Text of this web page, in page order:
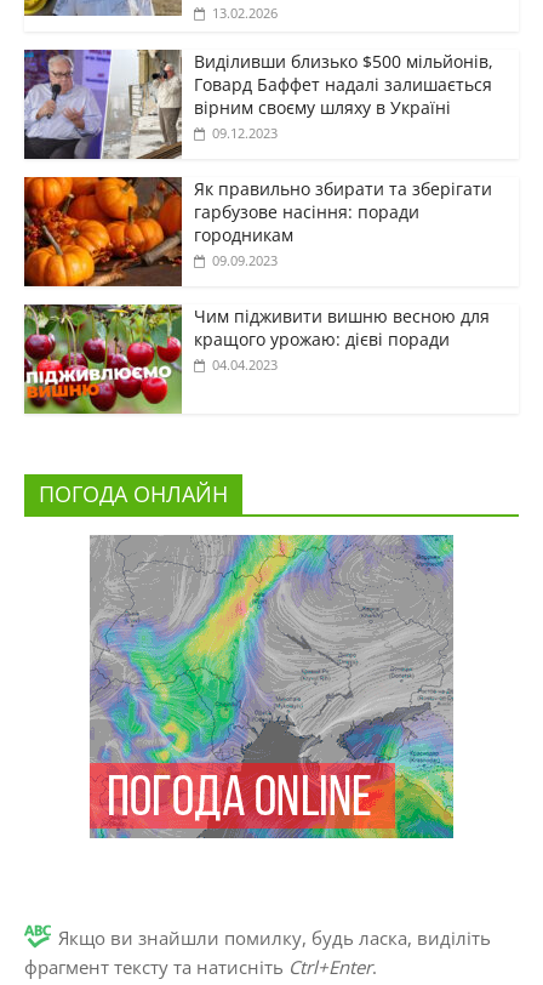
13.02.2026
Виділивши близько $500 мільйонів,
Говард Баффет надалі залишається
вірним своєму шляху в Україні
09.12.2023
Як правильно збирати та зберігати
гарбузове насіння: поради
городникам
09.09.2023
Чим підживити вишню весною для
кращого урожаю: дієві поради
04.04.2023
ПОГОДА ОНЛАЙН
Якщо ви знайшли помилку, будь ласка, виділіть
фрагмент тексту та натисніть Ctrl+Enter.